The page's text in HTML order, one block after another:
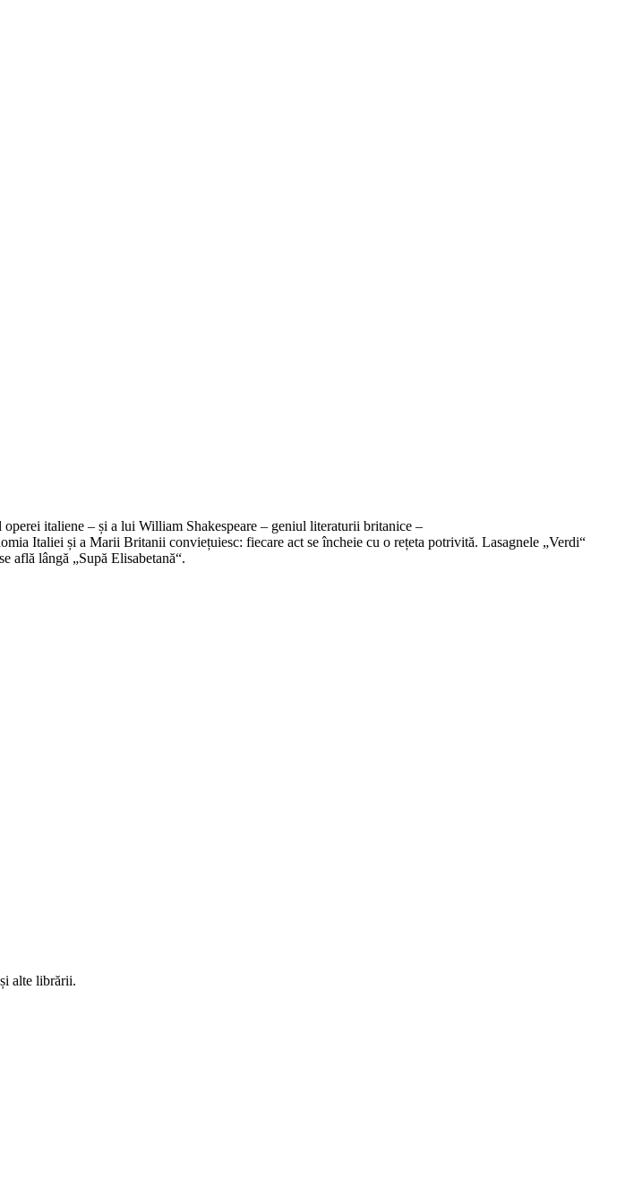
italiene – și a lui William Shakespeare – geniul literaturii britanice –
Italiei și a Marii Britanii conviețuiesc: fiecare act se încheie cu o rețeta potrivită. Lasagnele „Verdi“
află lângă „Supă Elisabetană“.
alte librării.